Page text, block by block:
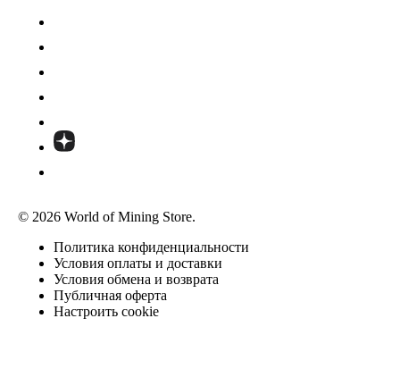
© 2026 World of Mining Store.
Политика конфиденциальности
Условия оплаты и доставки
Условия обмена и возврата
Публичная оферта
Настроить cookie